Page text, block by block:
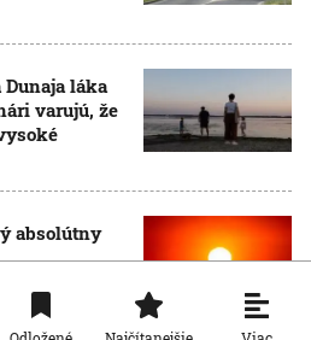
láka
varujú, že
absolútny